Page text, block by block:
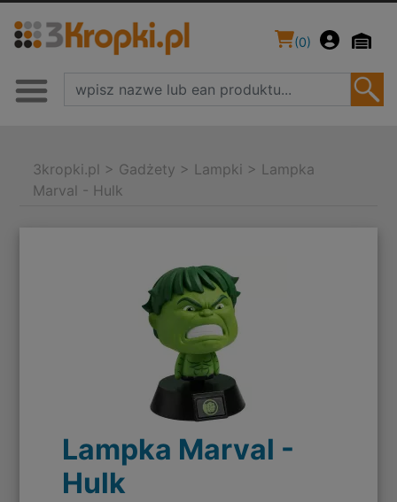
(0)
3kropki.pl > Gadżety > Lampki > Lampka
Marval - Hulk
Lampka Marval -
Hulk